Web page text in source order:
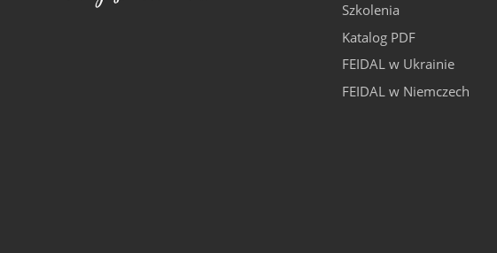
Szkolenia
Katalog PDF
FEIDAL w Ukrainie
FEIDAL w Niemczech